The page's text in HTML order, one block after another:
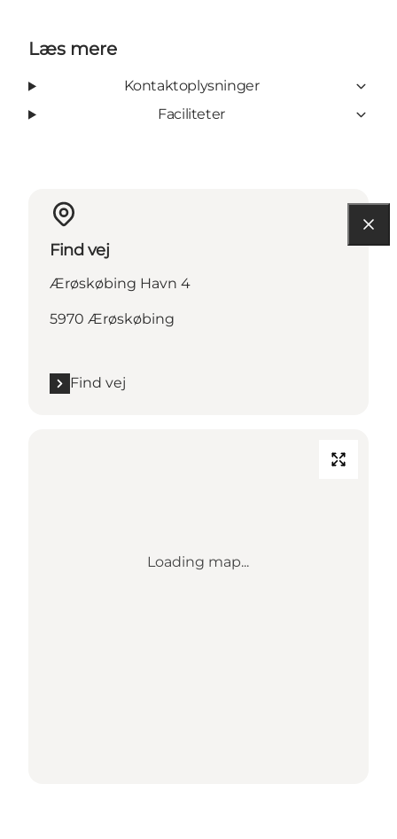
Læs mere
Kontaktoplysninger
Faciliteter
Find vej
Ærøskøbing Havn 4
5970 Ærøskøbing
Find vej
Loading map...